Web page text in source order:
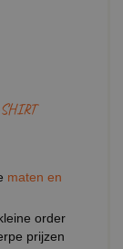
maten en
order
prijzen